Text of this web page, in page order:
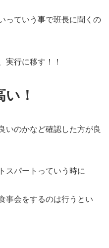
っていう事で班長に聞くの
実行に移す！！
！
いのかなど確認した方が良
スパートっていう時に
事会をするのは行うとい